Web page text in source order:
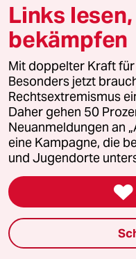
aujau
09.06.2026,
Anpöbeln als
Gesetzersatz,
dickes Auto
09.06.2026
@aujau:
Auf den
Links
bekämpfen
Mit doppelter Kraft
Besonders jetzt
Rechtsextremismus
Daher gehen 50
Neuanmeldungen an
eine Kampagne, die
und Jugendorte
